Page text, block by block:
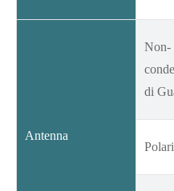
Antenna
Non-
di